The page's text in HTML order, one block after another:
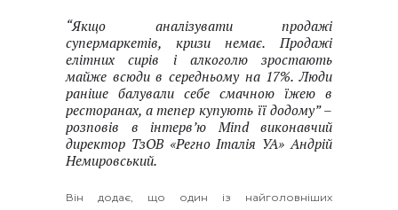
“Якщо аналізувати продажі
супермаркетів, кризи немає. Продажі
елітних сирів і алкоголю зростають
майже всюди в середньому на 17%. Люди
раніше балували себе смачною їжею в
ресторанах, а тепер купують її додому” –
розповів в інтерв’ю Mind виконавчий
директор ТзОВ «Регно Італія УА» Андрій
Немировський.
Він додає, що один із найголовніших